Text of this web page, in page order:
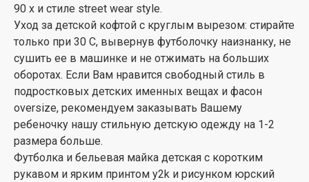
90 х и стиле street wear style.
Уход за детской кофтой с круглым вырезом: стирайте
только при 30 С, вывернув футболочку наизнанку, не
сушить ее в машинке и не отжимать на больших
оборотах. Если Вам нравится свободный стиль в
подростковых детских именных вещах и фасон
oversize, рекомендуем заказывать Вашему
ребеночку нашу стильную детскую одежду на 1-2
размера больше.
Футболка и бельевая майка детская с коротким
рукавом и ярким принтом y2k и рисунком юрский